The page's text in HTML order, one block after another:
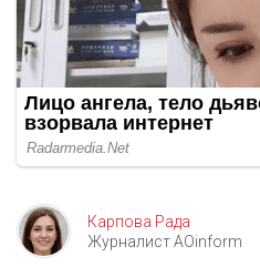
Карпова Рада
Журналист AOinform